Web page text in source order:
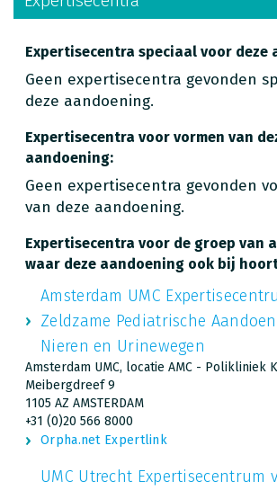
Expertisecentra speciaal voor deze
Geen expertisecentra gevonden
deze aandoening.
Expertisecentra voor vormen van
aandoening:
Geen expertisecentra gevonden
van deze aandoening.
Expertisecentra voor de groep van
waar deze aandoening ook bij
Amsterdam UMC
Zeldzame Pediatrische
Nieren en Urinewegen
Amsterdam UMC, locatie AMC - Polikliniek
Meibergdreef 9
1105 AZ AMSTERDAM
+31 (0)20 566 8000
Orpha.net Expertlink
UMC Utrecht Expertisecentrum